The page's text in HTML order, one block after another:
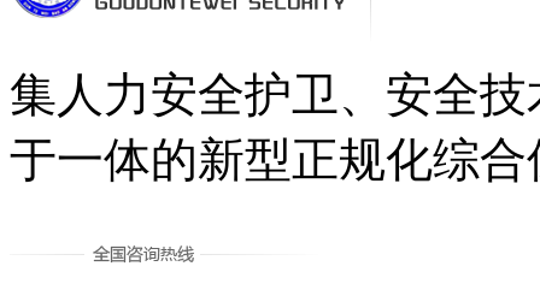
集人力安全护卫、安全
于一体的新型正规化综